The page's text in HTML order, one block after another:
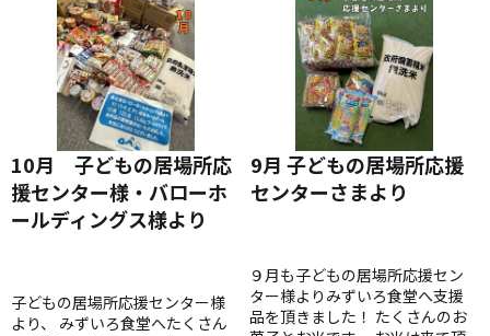
10月 子どもの居場所応
援センター様・バローホ
ールディングス様より
子どもの居場所応援センター様
より、 みずいろ食堂へたくさん
9月 子どもの居場所応援
センターさまより
９月も子どもの居場所応援セン
ター様よりみずいろ食堂へ支援
品を頂きました！ たくさんのお